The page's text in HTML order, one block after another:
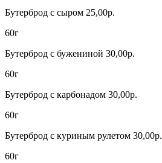
Бутерброд с сыром 25,00р.
60г
Бутерброд с бужениной 30,00р.
60г
Бутерброд с карбонадом 30,00р.
60г
Бутерброд с куриным рулетом 30,00р.
60г